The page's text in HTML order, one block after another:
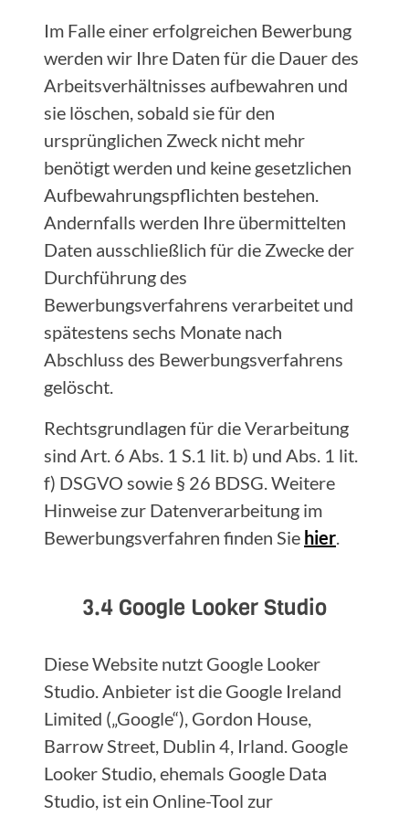
Im Falle einer erfolgreichen Bewerbung
werden wir Ihre Daten für die Dauer des
Arbeitsverhältnisses aufbewahren und
sie löschen, sobald sie für den
ursprünglichen Zweck nicht mehr
benötigt werden und keine gesetzlichen
Aufbewahrungspflichten bestehen.
Andernfalls werden Ihre übermittelten
Daten ausschließlich für die Zwecke der
Durchführung des
Bewerbungsverfahrens verarbeitet und
spätestens sechs Monate nach
Abschluss des Bewerbungsverfahrens
gelöscht.
Rechtsgrundlagen für die Verarbeitung
sind Art. 6 Abs. 1 S.1 lit. b) und Abs. 1 lit.
f) DSGVO sowie § 26 BDSG. Weitere
Hinweise zur Datenverarbeitung im
Bewerbungsverfahren finden Sie hier.
3.4 Google Looker Studio
Diese Website nutzt Google Looker
Studio. Anbieter ist die Google Ireland
Limited („Google“), Gordon House,
Barrow Street, Dublin 4, Irland. Google
Looker Studio, ehemals Google Data
Studio, ist ein Online-Tool zur